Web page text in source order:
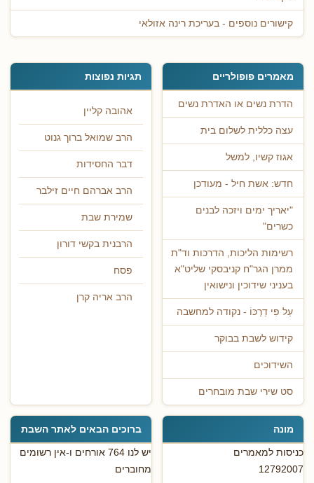
קישורים נוספים - בעריכת רינה אזולאי
מאמרים פופולריים
הדרת נשים או האדרת נשים
עצה כללית לשלום בית
אגוז קשיו, למשל
חדש: אשת חיל - מעודכן
"יאריך ימים ויזכה לבנים
כשרים"
רשימות הליכות, הדרכות וד"ת
ממרן הגר"ח קניבסקי שליט"א
בעניני שידוכין ונישואין
עַל פִּי דַרְכּוֹ - נקודה למחשבה
קידוש לשבת בבוקר
השידוכים
סט שירי שבת מובחרים
תגיות נפוצות
אהובה קליין
הרב שמואל ברוך גנוט
דבר החסידות
הרב אברהם חיים זילבר
שמירת שבת
הרבנית בקשי דורון
פסח
הרב אריה קרן
מונה
כניסות למאמרים
12792007
ברוכים הבאים לאתר השבת
יש לנו 764 אורחים ו-אין רשומים
מחוברים